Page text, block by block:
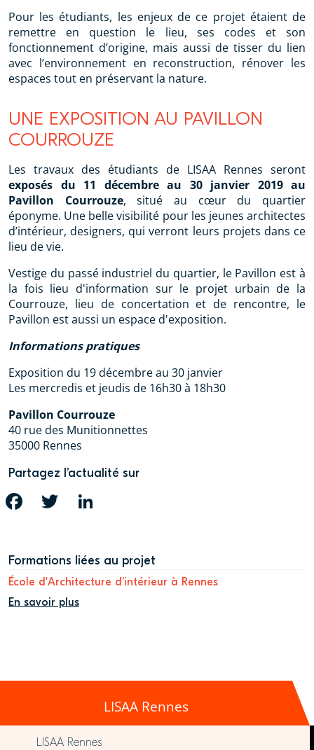
Pour les étudiants, les enjeux de ce projet étaient de
remettre en question le lieu, ses codes et son
fonctionnement d’origine, mais aussi de tisser du lien
avec l’environnement en reconstruction, rénover les
espaces tout en préservant la nature.
UNE EXPOSITION AU PAVILLON
COURROUZE
Les travaux des étudiants de LISAA Rennes seront
exposés du 11 décembre au 30 janvier 2019 au
Pavillon Courrouze, situé au cœur du quartier
éponyme. Une belle visibilité pour les jeunes architectes
d’intérieur, designers, qui verront leurs projets dans ce
lieu de vie.
Vestige du passé industriel du quartier, le Pavillon est à
la fois lieu d'information sur le projet urbain de la
Courrouze, lieu de concertation et de rencontre, le
Pavillon est aussi un espace d'exposition.
Informations pratiques
Exposition du 19 décembre au 30 janvier
Les mercredis et jeudis de 16h30 à 18h30
Pavillon Courrouze
40 rue des Munitionnettes
35000 Rennes
Partagez l’actualité sur
FACEBOOK TWITTER
Formations liées au projet
École d'Architecture d’intérieur à Rennes
En savoir plus
LISAA Rennes
LISAA Rennes